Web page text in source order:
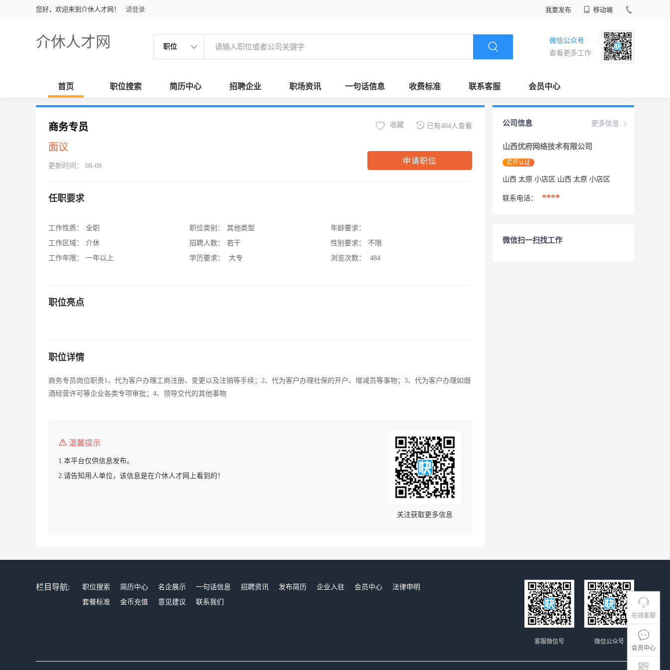
您好，欢迎来到介休人才网！ 请登录 我要发布 移动端
介休人才网 职位
微信公众号
查看更多工作
首页 职位搜索 简历中心 招聘企业 职场资讯 一句话信息 收费标准 联系客服 会员中心
在线客服
会员中心
商务专员
面议
更新时间： 08-08
已有484人查看
收藏
申请职位
任职要求
工作性质：
全职
工作区域：
介休
工作年限：
一年以上
职位类别：
其他类型
招聘人数：
若干
学历要求：
大专
年龄要求：
性别要求：
不限
浏览次数：
484
职位亮点
职位详情
商务专员岗位职责1、代为客户办理工商注册、变更以及注销等手续；2、代为客户办理社保的开户、增减员等事物；3、代为客户办理如烟
酒经营许可等企业各类专项审批；4、领导交代的其他事物
温馨提示
1.本平台仅供信息发布。
2.请告知用人单位，该信息是在介休人才网上看到的！
关注获取更多信息
更多信息
公司信息
山西优府网络技术有限公司
实名认证
山西 太原 小店区 山西 太原 小店区
联系电话： ****
微信扫一扫找工作
栏目导航: 职位搜索 简历中心 名企展示 一句话信息 招聘资讯 发布简历 企业入驻 会员中心
法律申明
套餐标准
金币充值 意见建议 联系我们
微信公众号
客服微信号